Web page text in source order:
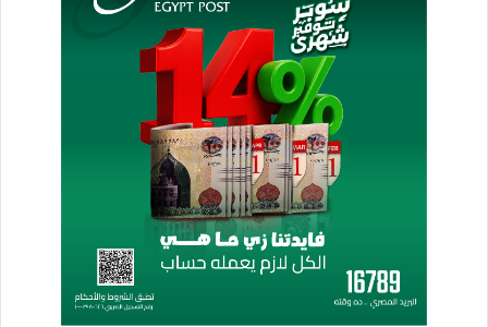
وصحراء الشرقية وشبه جزيرة سيناء مثل الفوسفات والحديد،
والرصاص والزنك والكبريت والكاولين والفحم ، لافتاً إلى أن هناك
تعمل فى مجال التنقيب واستغلال الذهب ، مشيراً إلى انه التوقيع
بالأحرف الأولى على الاتفاقية الإطارية والتي تسمح لشركة باريك
بالاستثمار داخل مصر وذلك بالحصول على مناطق امتياز لاستغلال
خام الذهب، كما تم التوقيع بالأحرف الأولى على مشروع قانون
لتطوير نظم الاتفاقيات فى التعدين خاصة مجال البحث والتنقيب
ليصبح أكثر جاذبية للاستثمارات.
وفى نهاية كلمته، استعرض المهندس كريم بدوى اهم ملامح خطة
عمل العام الجارى 2025 ، والتى تتمثل فى زيادة عجلة الإنتاج